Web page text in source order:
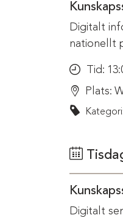
Digitalt
nationellt
Tid:
Plats:
Digitalt